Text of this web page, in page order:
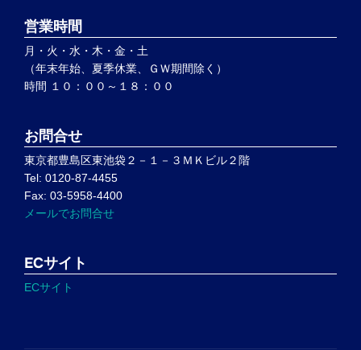
営業時間
月・火・水・木・金・土
（年末年始、夏季休業、ＧＷ期間除く）
時間 １０：００～１８：００
お問合せ
東京都豊島区東池袋２－１－３ＭＫビル２階
Tel: 0120-87-4455
Fax: 03-5958-4400
メールでお問合せ
ECサイト
ECサイト